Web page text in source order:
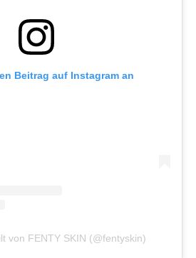
Beitrag auf Instagram an
von FENTY SKIN (@fentyskin)